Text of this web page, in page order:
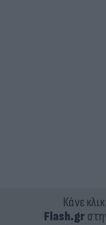
Κάνε
Flash.gr